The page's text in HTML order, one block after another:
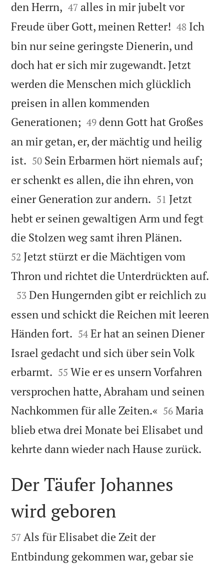
den Herrn, 

47 alles in mir jubelt vor
Freude über Gott, meinen Retter! 

48 Ich
bin nur seine geringste Dienerin, und
doch hat er sich mir zugewandt. Jetzt
werden die Menschen mich glücklich
preisen in allen kommenden
Generationen; 

49 denn Gott hat Großes
an mir getan, er, der mächtig und heilig
ist. 

50 Sein Erbarmen hört niemals auf;
er schenkt es allen, die ihn ehren, von
einer Generation zur andern. 

51 Jetzt
hebt er seinen gewaltigen Arm und fegt
die Stolzen weg samt ihren Plänen.
52 Jetzt stürzt er die Mächtigen vom
Thron und richtet die Unterdrückten auf.

53 Den Hungernden gibt er reichlich zu
essen und schickt die Reichen mit leeren
Händen fort. 

54 Er hat an seinen Diener
Israel gedacht und sich über sein Volk
erbarmt. 

55 Wie er es unsern Vorfahren
versprochen hatte, Abraham und seinen
Nachkommen für alle Zeiten.« 

56 Maria
blieb etwa drei Monate bei Elisabet und
kehrte dann wieder nach Hause zurück.

Der Täufer Johannes
wird geboren

57 Als für Elisabet die Zeit der
Entbindung gekommen war, gebar sie